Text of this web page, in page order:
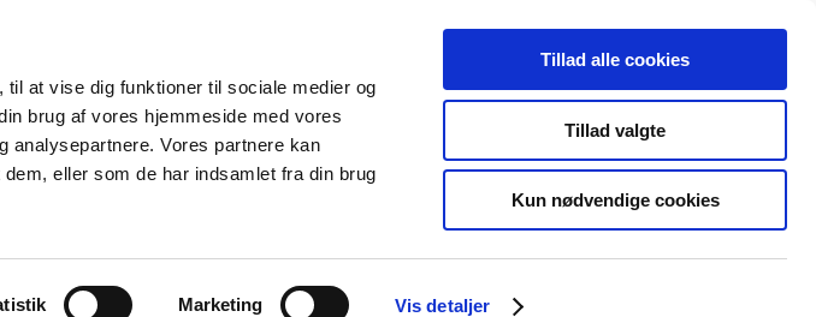
at vise dig funktioner til sociale medier og
brug af vores hjemmeside med vores
analysepartnere. Vores partnere kan
eller som de har indsamlet fra din brug
Marketing Vis detaljer
Tillad alle cookies
Tillad valgte
Kun nødvendige cookies
Nyheder Om os Kontakt Udgivelser
Apoteker og salg af
Medicinsk
Særlige
produktområder